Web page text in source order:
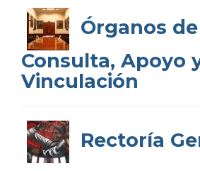
Órganos de
Consulta, Apoyo
Vinculación
Rectoría